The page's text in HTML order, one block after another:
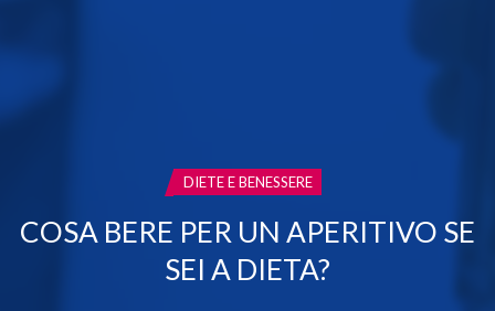
CATEGORIA:
DIETE E BENESSERE
COSA BERE PER UN APERITIVO SE
SEI A DIETA?